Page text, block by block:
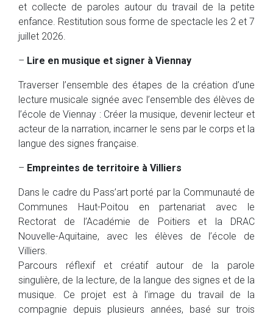
et collecte de paroles autour du travail de la petite
enfance. Restitution sous forme de spectacle les 2 et 7
juillet 2026.
– Lire en musique et signer à Viennay
Traverser l’ensemble des étapes de la création d’une
lecture musicale signée avec l’ensemble des élèves de
l’école de Viennay : Créer la musique, devenir lecteur et
acteur de la narration, incarner le sens par le corps et la
langue des signes française.
– Empreintes de territoire à Villiers
Dans le cadre du Pass’art porté par la Communauté de
Communes Haut-Poitou en partenariat avec le
Rectorat de l’Académie de Poitiers et la DRAC
Nouvelle-Aquitaine, avec les élèves de l’école de
Villiers.
Parcours réflexif et créatif autour de la parole
singulière, de la lecture, de la langue des signes et de la
musique. Ce projet est à l’image du travail de la
compagnie depuis plusieurs années, basé sur trois